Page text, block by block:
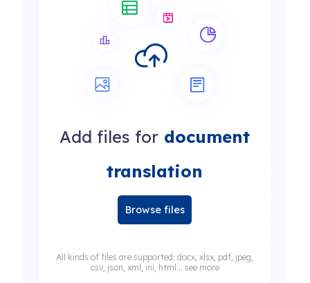
Add files for document
translation
Browse files
All kinds of files are supported: docx, xlsx, pdf, jpeg,
csv, json, xml, ini, html... see more